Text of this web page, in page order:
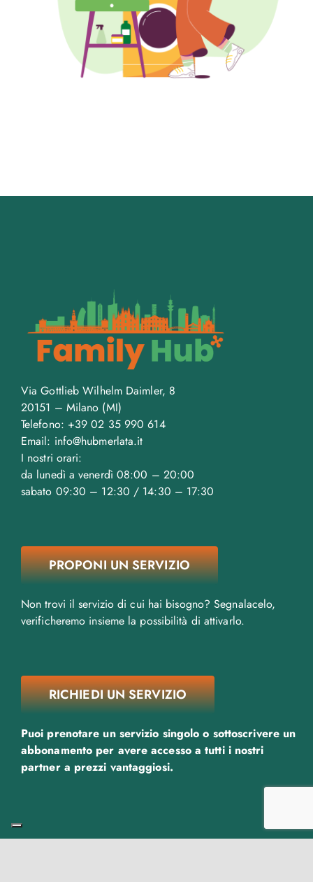
Via Gottlieb Wilhelm Daimler, 8
20151 – Milano (MI)
Telefono: +39 02 35 990 614
Email: info@hubmerlata.it
I nostri orari:
da lunedì a venerdì 08:00 – 20:00
sabato 09:30 – 12:30 / 14:30 – 17:30
PROPONI UN SERVIZIO
Non trovi il servizio di cui hai bisogno? Segnalacelo,
verificheremo insieme la possibilità di attivarlo.
RICHIEDI UN SERVIZIO
Puoi prenotare un servizio singolo o sottoscrivere un
abbonamento per avere accesso a tutti i nostri
partner a prezzi vantaggiosi.